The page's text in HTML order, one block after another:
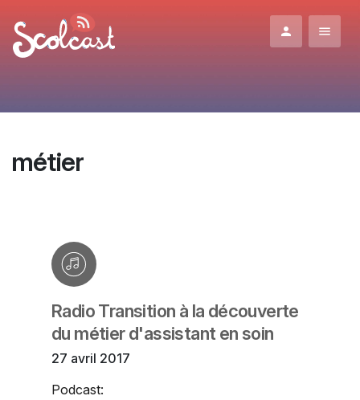
métier
Radio Transition à la découverte
du métier d'assistant en soin
27 avril 2017
Podcast: